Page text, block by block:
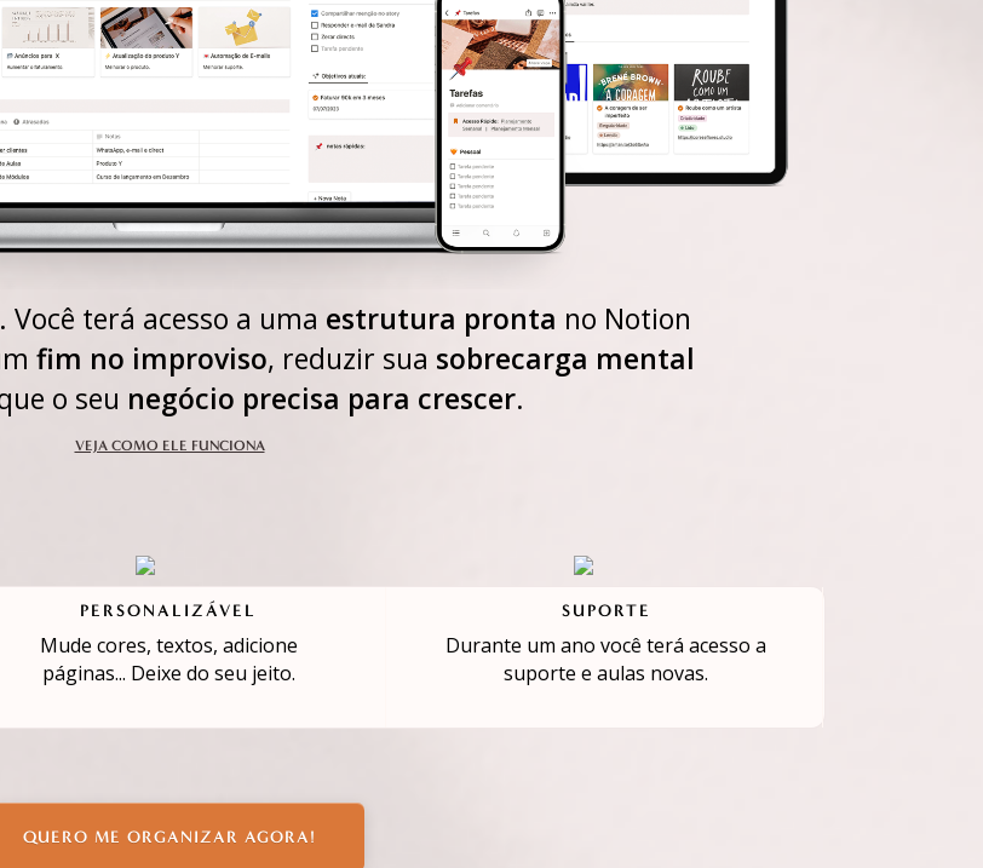
terá acesso a uma estrutura pronta no Notion
fim no improviso, reduzir sua sobrecarga mental
o seu negócio precisa para crescer.
VEJA COMO ELE FUNCIONA
PERSONALIZÁVEL
Mude cores, textos, adicione
páginas... Deixe do seu jeito.
SUPORTE
Durante um ano você terá acesso a
suporte e aulas novas.
QUERO ME ORGANIZAR AGORA!